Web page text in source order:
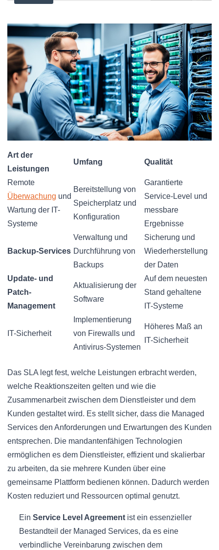
Art der
Leistungen
Umfang Qualität
Remote
Überwachung und
Wartung der IT-
Systeme
Bereitstellung von
Speicherplatz und
Konfiguration
Garantierte
Service-Level und
messbare
Ergebnisse
Backup-Services
Verwaltung und
Durchführung von
Backups
Sicherung und
Wiederherstellung
der Daten
Update- und
Patch-
Management
Aktualisierung der
Software
Auf dem neuesten
Stand gehaltene
IT-Systeme
IT-Sicherheit
Implementierung
von Firewalls und
Antivirus-Systemen
Höheres Maß an
IT-Sicherheit
Das SLA legt fest, welche Leistungen erbracht werden,
welche Reaktionszeiten gelten und wie die
Zusammenarbeit zwischen dem Dienstleister und dem
Kunden gestaltet wird. Es stellt sicher, dass die Managed
Services den Anforderungen und Erwartungen des Kunden
entsprechen. Die mandantenfähigen Technologien
ermöglichen es dem Dienstleister, effizient und skalierbar
zu arbeiten, da sie mehrere Kunden über eine
gemeinsame Plattform bedienen können. Dadurch werden
Kosten reduziert und Ressourcen optimal genutzt.
Ein Service Level Agreement ist ein essenzieller
Bestandteil der Managed Services, da es eine
verbindliche Vereinbarung zwischen dem